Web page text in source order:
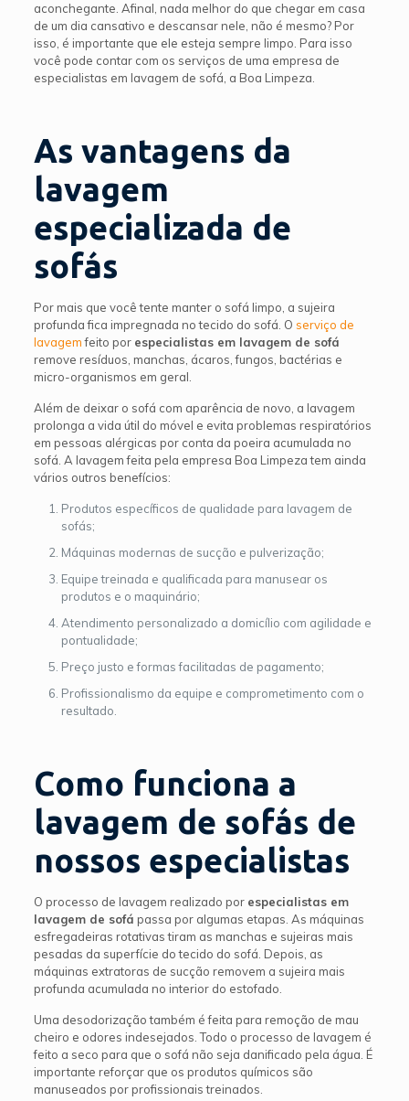
aconchegante. Afinal, nada melhor do que chegar em casa
de um dia cansativo e descansar nele, não é mesmo? Por
isso, é importante que ele esteja sempre limpo. Para isso
você pode contar com os serviços de uma empresa de
especialistas em lavagem de sofá, a Boa Limpeza.
As vantagens da
lavagem
especializada de
sofás
Por mais que você tente manter o sofá limpo, a sujeira
profunda fica impregnada no tecido do sofá. O serviço de
lavagemfeito por especialistas em lavagem de sofá
remove resíduos, manchas, ácaros, fungos, bactérias e
micro-organismos em geral.
Além de deixar o sofá com aparência de novo, a lavagem
prolonga a vida útil do móvel e evita problemas respiratórios
em pessoas alérgicas por conta da poeira acumulada no
sofá. A lavagem feita pela empresa Boa Limpeza tem ainda
vários outros benefícios:
Produtos específicos de qualidade para lavagem de
sofás;
Máquinas modernas de sucção e pulverização;
Equipe treinada e qualificada para manusear os
produtos e o maquinário;
Atendimento personalizado a domicílio com agilidade e
pontualidade;
Preço justo e formas facilitadas de pagamento;
Profissionalismo da equipe e comprometimento com o
resultado.
Como funciona a
lavagem de sofás de
nossos especialistas
O processo de lavagem realizado por especialistas em
lavagem de sofá passa por algumas etapas. As máquinas
esfregadeiras rotativas tiram as manchas e sujeiras mais
pesadas da superfície do tecido do sofá. Depois, as
máquinas extratoras de sucção removem a sujeira mais
profunda acumulada no interior do estofado.
Uma desodorização também é feita para remoção de mau
cheiro e odores indesejados. Todo o processo de lavagem é
feito a seco para que o sofá não seja danificado pela água. É
importante reforçar que os produtos químicos são
manuseados por profissionais treinados.